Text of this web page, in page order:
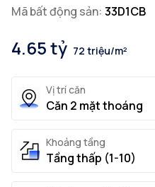
Mã bất động sản: 33D1CB
4.65 tỷ 72 triệu/m²
Vị trí căn
Căn 2 mặt thoáng
Khoảng tầng
Tầng thấp (1-10)